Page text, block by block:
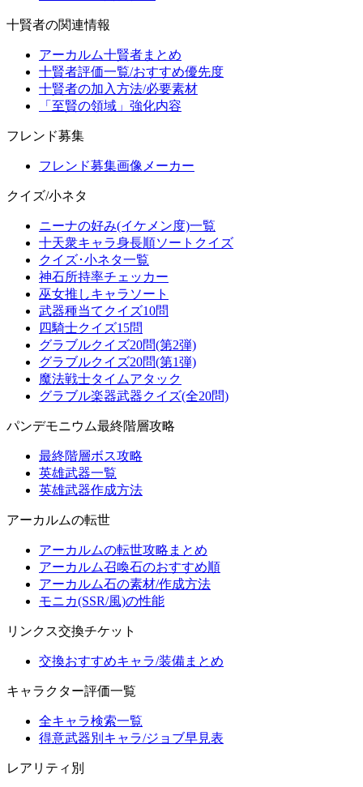
十賢者の関連情報
アーカルム十賢者まとめ
十賢者評価一覧/おすすめ優先度
十賢者の加入方法/必要素材
「至賢の領域」強化内容
フレンド募集
フレンド募集画像メーカー
クイズ/小ネタ
ニーナの好み(イケメン度)一覧
十天衆キャラ身長順ソートクイズ
クイズ･小ネタ一覧
神石所持率チェッカー
巫女推しキャラソート
武器種当てクイズ10問
四騎士クイズ15問
グラブルクイズ20問(第2弾)
グラブルクイズ20問(第1弾)
魔法戦士タイムアタック
グラブル楽器武器クイズ(全20問)
パンデモニウム最終階層攻略
最終階層ボス攻略
英雄武器一覧
英雄武器作成方法
アーカルムの転世
アーカルムの転世攻略まとめ
アーカルム召喚石のおすすめ順
アーカルム石の素材/作成方法
モニカ(SSR/風)の性能
リンクス交換チケット
交換おすすめキャラ/装備まとめ
キャラクター評価一覧
全キャラ検索一覧
得意武器別キャラ/ジョブ早見表
レアリティ別